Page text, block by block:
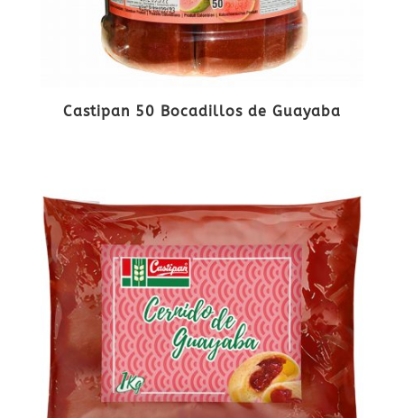
Castipan 50 Bocadillos de Guayaba